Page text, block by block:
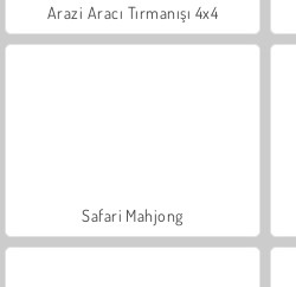
Arazi Aracı Tırmanışı 4x4
Safari Mahjong